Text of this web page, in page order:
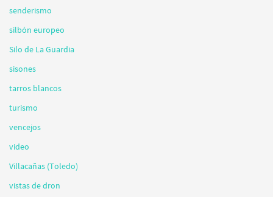
senderismo
silbón europeo
Silo de La Guardia
sisones
tarros blancos
turismo
vencejos
video
Villacañas (Toledo)
vistas de dron